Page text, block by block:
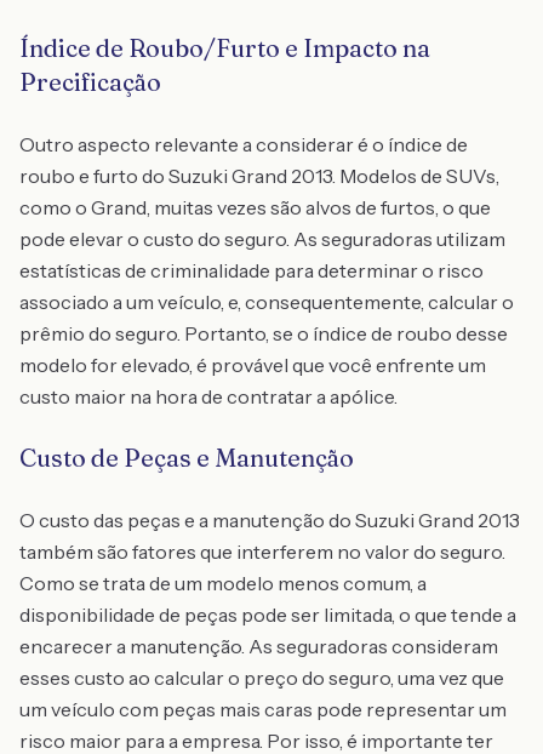
Índice de Roubo/Furto e Impacto na
Precificação
Outro aspecto relevante a considerar é o índice de
roubo e furto do Suzuki Grand 2013. Modelos de SUVs,
como o Grand, muitas vezes são alvos de furtos, o que
pode elevar o custo do seguro. As seguradoras utilizam
estatísticas de criminalidade para determinar o risco
associado a um veículo, e, consequentemente, calcular o
prêmio do seguro. Portanto, se o índice de roubo desse
modelo for elevado, é provável que você enfrente um
custo maior na hora de contratar a apólice.
Custo de Peças e Manutenção
O custo das peças e a manutenção do Suzuki Grand 2013
também são fatores que interferem no valor do seguro.
Como se trata de um modelo menos comum, a
disponibilidade de peças pode ser limitada, o que tende a
encarecer a manutenção. As seguradoras consideram
esses custo ao calcular o preço do seguro, uma vez que
um veículo com peças mais caras pode representar um
risco maior para a empresa. Por isso, é importante ter